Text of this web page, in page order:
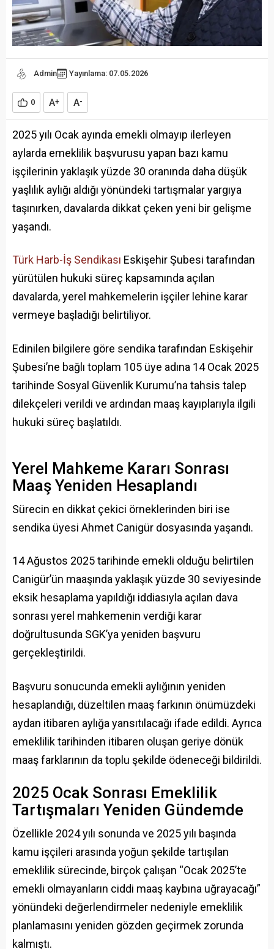
Admin Yayınlama: 07.05.2026
0 A+ A-
2025 yılı Ocak ayında emekli olmayıp ilerleyen
aylarda emeklilik başvurusu yapan bazı kamu
işçilerinin yaklaşık yüzde 30 oranında daha düşük
yaşlılık aylığı aldığı yönündeki tartışmalar yargıya
taşınırken, davalarda dikkat çeken yeni bir gelişme
yaşandı.
Türk Harb-İş Sendikası Eskişehir Şubesi tarafından
yürütülen hukuki süreç kapsamında açılan
davalarda, yerel mahkemelerin işçiler lehine karar
vermeye başladığı belirtiliyor.
Edinilen bilgilere göre sendika tarafından Eskişehir
Şubesi’ne bağlı toplam 105 üye adına 14 Ocak 2025
tarihinde Sosyal Güvenlik Kurumu’na tahsis talep
dilekçeleri verildi ve ardından maaş kayıplarıyla ilgili
hukuki süreç başlatıldı.
Yerel Mahkeme Kararı Sonrası
Maaş Yeniden Hesaplandı
Sürecin en dikkat çekici örneklerinden biri ise
sendika üyesi Ahmet Canigür dosyasında yaşandı.
14 Ağustos 2025 tarihinde emekli olduğu belirtilen
Canigür’ün maaşında yaklaşık yüzde 30 seviyesinde
eksik hesaplama yapıldığı iddiasıyla açılan dava
sonrası yerel mahkemenin verdiği karar
doğrultusunda SGK’ya yeniden başvuru
gerçekleştirildi.
Başvuru sonucunda emekli aylığının yeniden
hesaplandığı, düzeltilen maaş farkının önümüzdeki
aydan itibaren aylığa yansıtılacağı ifade edildi. Ayrıca
emeklilik tarihinden itibaren oluşan geriye dönük
maaş farklarının da toplu şekilde ödeneceği bildirildi.
2025 Ocak Sonrası Emeklilik
Tartışmaları Yeniden Gündemde
Özellikle 2024 yılı sonunda ve 2025 yılı başında
kamu işçileri arasında yoğun şekilde tartışılan
emeklilik sürecinde, birçok çalışan “Ocak 2025’te
emekli olmayanların ciddi maaş kaybına uğrayacağı”
yönündeki değerlendirmeler nedeniyle emeklilik
planlamasını yeniden gözden geçirmek zorunda
kalmıştı.